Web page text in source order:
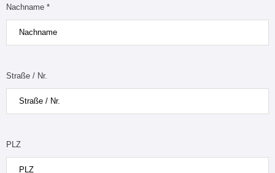
Nachname *
Straße / Nr.
PLZ